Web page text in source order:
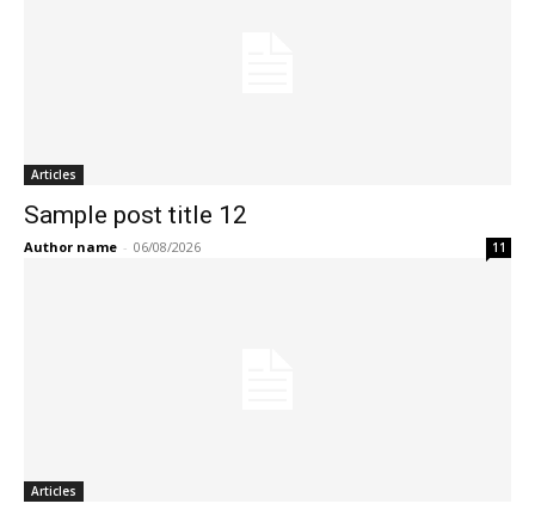
Articles
Sample post title 12
Author name - 06/08/2026 11
Articles